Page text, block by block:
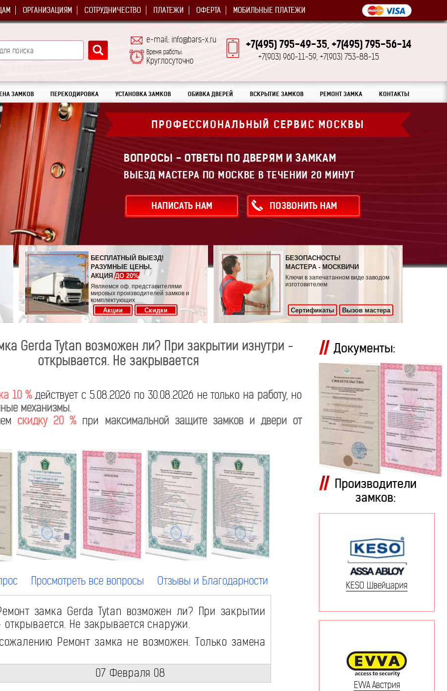
ОРГАНИЗАЦИЯМ СОТРУДНИЧЕСТВО ПЛАТЕЖИ ОФЕРТА МОБИЛЬНЫЕ ПЛАТЕЖИ
e-mail: info@bars-x.ru
Время работы:
Круглосуточно
+7(495) 795-49-35, +7(495) 795-56-14
+7(903) 960-11-59, +7(903) 753-88-15
ЗАМКОВ ПЕРЕКОДИРОВКА УСТАНОВКА ЗАМКОВ ОБИВКА ДВЕРЕЙ ВСКРЫТИЕ ЗАМКОВ РЕМОНТ ЗАМКА КОНТАКТЫ
ПРОФЕССИОНАЛЬНЫЙ СЕРВИС МОСКВЫ
ВОПРОСЫ - ОТВЕТЫ ПО ДВЕРЯМ И ЗАМКАМ
ВЫЕЗД МАСТЕРА ПО МОСКВЕ В ТЕЧЕНИИ 20 МИНУТ
НАПИСАТЬ НАМ ПОЗВОНИТЬ НАМ
БЕСПЛАТНЫЙ ВЫЕЗД!
РАЗУМНЫЕ ЦЕНЫ.
АКЦИЯДО 20%
Являемся оф. представителями
мировых производителей замков и
комплектующих
Акции Скидки
БЕЗОПАСНОСТЬ!
МАСТЕРА - МОСКВИЧИ
Ключи в запечатанном виде заводом
изготовителем
Сертификаты Вызов мастера
Gerda Tytan возможен ли? При закрытии изнутри -
открывается. Не закрывается
10 %действует с 5.08.2026 по 30.08.2026 не только на работу, но
механизмы.
скидку 20 % при максимальной защите замков и двери от
Просмотреть все вопросы Отзывы и Благодарности
замка Gerda Tytan возможен ли? При закрытии
открывается. Не закрывается снаружи.
Ремонт замка не возможен. Только замена
07 Февраля 08
Документы:
Производители
замков:
KESO Швейцария
EVVA Австрия